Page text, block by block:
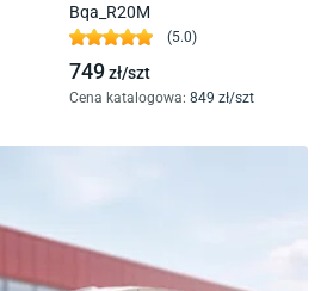
Bqa_R20M
(5.0)
749zł/szt
Cena katalogowa: 849 zł/szt